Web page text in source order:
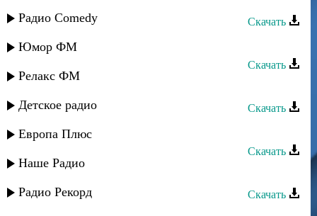
Радио Comedy
Юмор ФМ
Релакс ФМ
Детское радио
Европа Плюс
Наше Радио
Радио Рекорд
Скачать
Кристина - Самый нежный
Скачать
Скачать
Кристина - Сыночек
Скачать
Ирада Асварова - Огонь любви
Скачать